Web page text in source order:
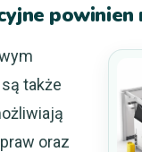
także
oraz